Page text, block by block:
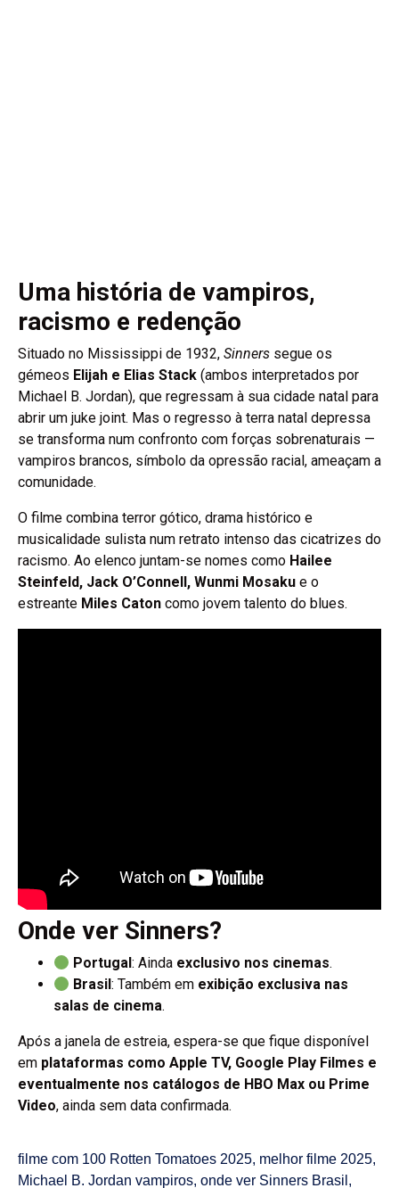
Uma história de vampiros,
racismo e redenção
Situado no Mississippi de 1932, Sinners segue os
gémeos Elijah e Elias Stack (ambos interpretados por
Michael B. Jordan), que regressam à sua cidade natal para
abrir um juke joint. Mas o regresso à terra natal depressa
se transforma num confronto com forças sobrenaturais —
vampiros brancos, símbolo da opressão racial, ameaçam a
comunidade.
O filme combina terror gótico, drama histórico e
musicalidade sulista num retrato intenso das cicatrizes do
racismo. Ao elenco juntam-se nomes como Hailee
Steinfeld, Jack O’Connell, Wunmi Mosaku e o
estreante Miles Caton como jovem talento do blues.
Onde ver Sinners?
Portugal: Ainda exclusivo nos cinemas.
Brasil: Também em exibição exclusiva nas
salas de cinema.
Após a janela de estreia, espera-se que fique disponível
em plataformas como Apple TV, Google Play Filmes e
eventualmente nos catálogos de HBO Max ou Prime
Video, ainda sem data confirmada.
filme com 100 Rotten Tomatoes 2025, melhor filme 2025,
Michael B. Jordan vampiros, onde ver Sinners Brasil ,